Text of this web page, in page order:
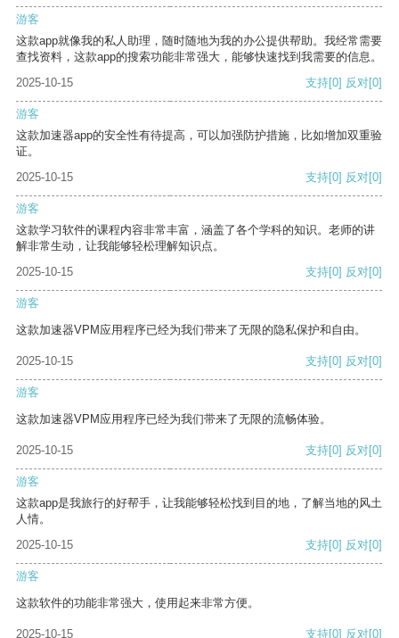
游客
这款app就像我的私人助理，随时随地为我的办公提供帮助。我经常需要
查找资料，这款app的搜索功能非常强大，能够快速找到我需要的信息。
2025-10-15
支持[0] 反对[0]
游客
这款加速器app的安全性有待提高，可以加强防护措施，比如增加双重验
证。
2025-10-15
支持[0] 反对[0]
游客
这款学习软件的课程内容非常丰富，涵盖了各个学科的知识。老师的讲
解非常生动，让我能够轻松理解知识点。
2025-10-15
支持[0] 反对[0]
游客
这款加速器VPM应用程序已经为我们带来了无限的隐私保护和自由。
2025-10-15 支持[0] 反对[0]
游客
这款加速器VPM应用程序已经为我们带来了无限的流畅体验。
2025-10-15 支持[0] 反对[0]
游客
这款app是我旅行的好帮手，让我能够轻松找到目的地，了解当地的风土
人情。
2025-10-15
支持[0] 反对[0]
游客
这款软件的功能非常强大，使用起来非常方便。
2025-10-15 支持[0] 反对[0]